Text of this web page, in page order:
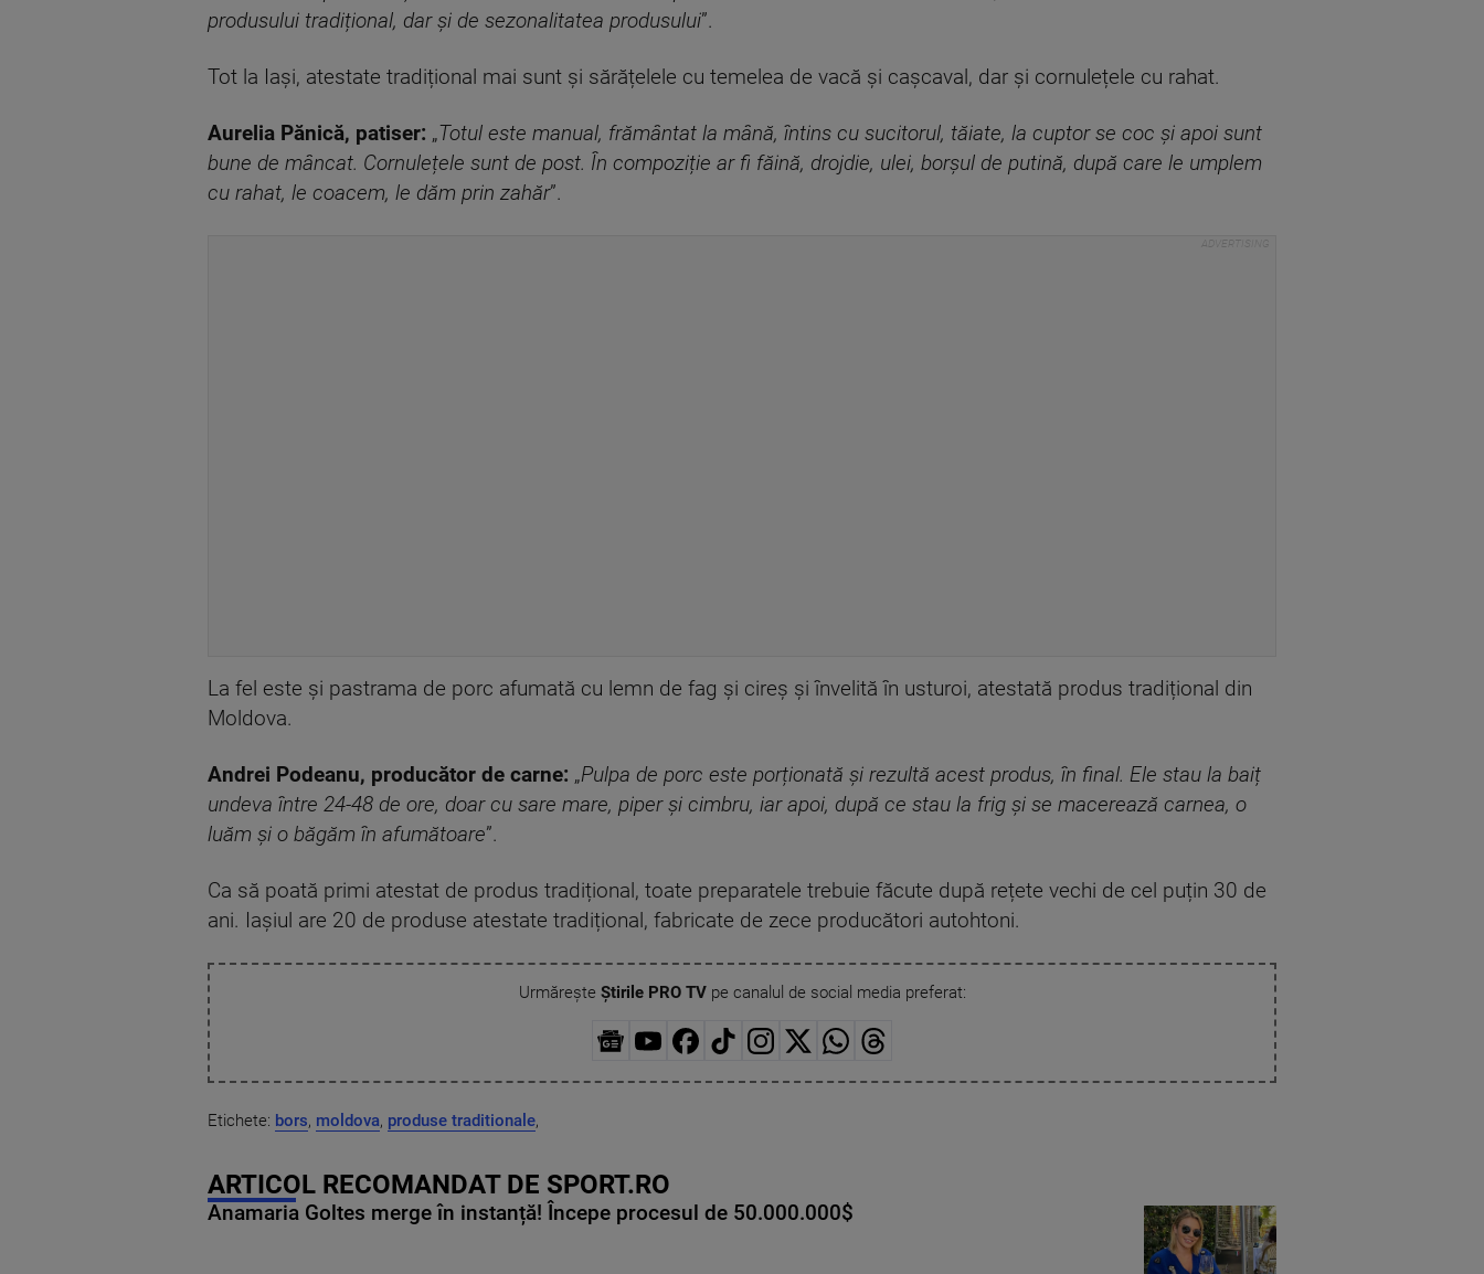
produsului tradițional, dar și de sezonalitatea produsului”.
Tot la Iași, atestate tradițional mai sunt și sărățelele cu temelea de vacă și cașcaval, dar și cornulețele cu rahat.
Aurelia Pănică, patiser: „Totul este manual, frământat la mână, întins cu sucitorul, tăiate, la cuptor se coc și apoi sunt
bune de mâncat. Cornulețele sunt de post. În compoziție ar fi făină, drojdie, ulei, borșul de putină, după care le umplem
cu rahat, le coacem, le dăm prin zahăr”.
La fel este și pastrama de porc afumată cu lemn de fag și cireș și învelită în usturoi, atestată produs tradițional din
Moldova.
Andrei Podeanu, producător de carne: „Pulpa de porc este porționată și rezultă acest produs, în final. Ele stau la baiț
undeva între 24-48 de ore, doar cu sare mare, piper și cimbru, iar apoi, după ce stau la frig și se macerează carnea, o
luăm și o băgăm în afumătoare”.
Ca să poată primi atestat de produs tradițional, toate preparatele trebuie făcute după rețete vechi de cel puțin 30 de
ani. Iașiul are 20 de produse atestate tradițional, fabricate de zece producători autohtoni.
Urmărește Știrile PRO TVpe canalul de social media preferat:
Etichete: bors, moldova, produse traditionale,
ARTICOL RECOMANDAT DE SPORT.RO
Anamaria Goltes merge în instanță! Începe procesul de 50.000.000$